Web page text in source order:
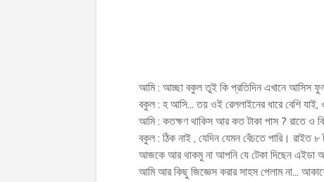
আমি : আচ্ছা বকুল তুই কি প্রতিদিন এখানে আসিস
বকুল : হ আসি… তয় ওই রেললাইনের ধারে বেশি যাই,
আমি : কতক্ষণ থাকিস আর কত টাকা পাস ? রাতে ও
বকুল : ঠিক নাই , যেদিন যেমন বেঁচতে পারি। রাইত
আজকে আর থাকমু না আপনি যে টেকা দিছেন এইডা
আমি আর কিছু জিজ্ঞেস করার সাহস পেলাম না…